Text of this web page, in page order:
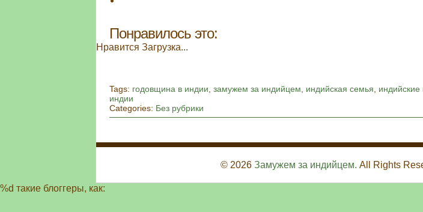
Понравилось это:
Нравится Загрузка...
Tags: годовщина в индии ,замужем за индийцем индийская семья индийские
индии
Categories: Без рубрики
© 2026 Замужем за индийцем. All Rights
%d такие блоггеры, как: